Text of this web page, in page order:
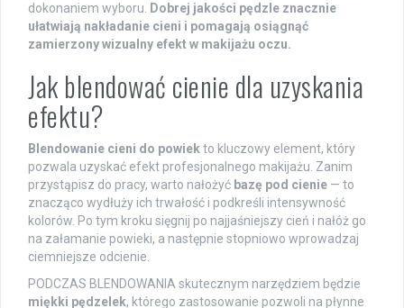
dokonaniem wyboru. Dobrej jakości pędzle znacznie
ułatwiają nakładanie cieni i pomagają osiągnąć
zamierzony wizualny efekt w makijażu oczu.
Jak blendować cienie dla uzyskania
efektu?
Blendowanie cieni do powiekto kluczowy element, który
pozwala uzyskać efekt profesjonalnego makijażu. Zanim
przystąpisz do pracy, warto nałożyć bazę pod cienie — to
znacząco wydłuży ich trwałość i podkreśli intensywność
kolorów. Po tym kroku sięgnij po najjaśniejszy cień i nałóż go
na załamanie powieki, a następnie stopniowo wprowadzaj
ciemniejsze odcienie.
PODCZAS BLENDOWANIA skutecznym narzędziem będzie
miękki pędzelek, którego zastosowanie pozwoli na płynne